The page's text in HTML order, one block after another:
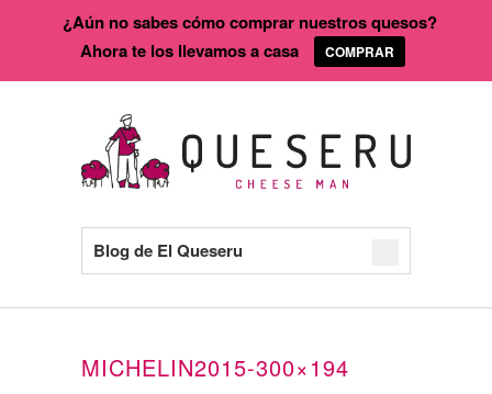
Blog de El Queseru
MICHELIN2015-300×194
¿Aún no sabes cómo comprar nuestros quesos?
Ahora te los llevamos a casa
COMPRAR